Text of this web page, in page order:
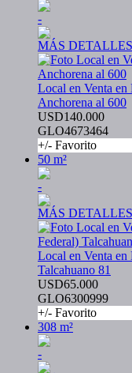
-
MÁS DETALLES
Local en Venta en
Anchorena al 600
USD140.000
GLO4673464
+/- Favorito
50 m²
-
MÁS DETALLES
Local en Venta
Talcahuano 81
USD65.000
GLO6300999
+/- Favorito
308 m²
-